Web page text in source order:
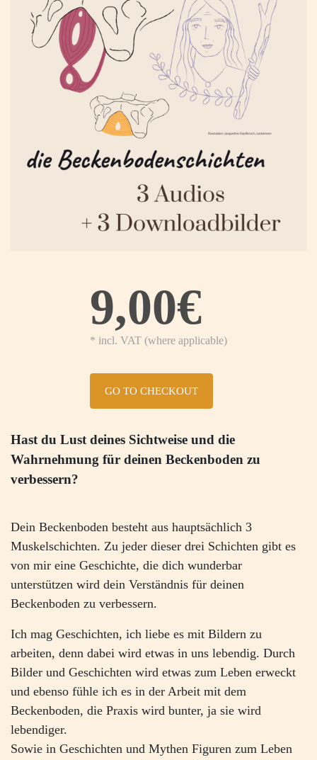
9,00€
* incl. VAT (where applicable)
GO TO CHECKOUT
Hast du Lust deines Sichtweise und die
Wahrnehmung für deinen Beckenboden zu
verbessern?
Dein Beckenboden besteht aus hauptsächlich 3
Muskelschichten. Zu jeder dieser drei Schichten gibt es
von mir eine Geschichte, die dich wunderbar
unterstützen wird dein Verständnis für deinen
Beckenboden zu verbessern.
Ich mag Geschichten, ich liebe es mit Bildern zu
arbeiten, denn dabei wird etwas in uns lebendig. Durch
Bilder und Geschichten wird etwas zum Leben erweckt
und ebenso fühle ich es in der Arbeit mit dem
Beckenboden, die Praxis wird bunter, ja sie wird
lebendiger.
Sowie in Geschichten und Mythen Figuren zum Leben